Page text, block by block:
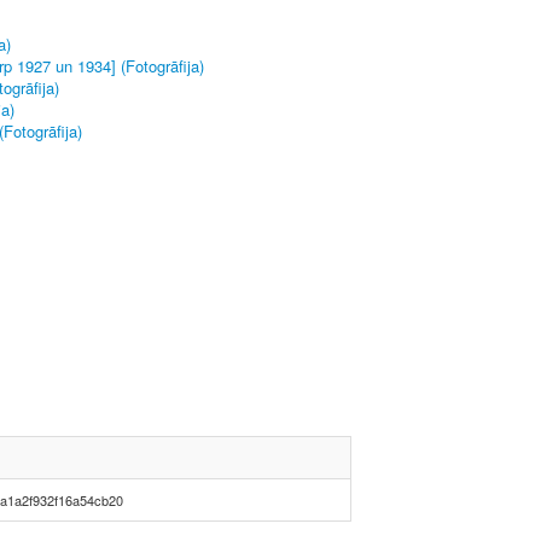
1927 un 1934] (Fotogrāfija)